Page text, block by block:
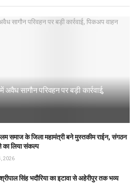
अवैध सागौन परिवहन पर बड़ी कार्रवाई,
समाज के जिला महामंत्री बने मुस्तकीम राईन, संगठन
लिया संकल्प
2026
सिंह भदौरिया का इटावा से अहेरीपुर तक भव्य